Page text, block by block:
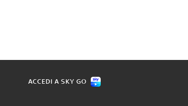
ACCEDI A SKY GO